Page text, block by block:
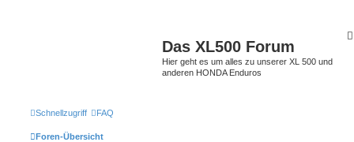
Das XL500 Forum
Hier geht es um alles zu unserer XL 500 und
anderen HONDA Enduros
Schnellzugriff FAQ
Foren-Übersicht